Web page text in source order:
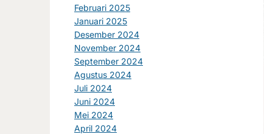
Februari 2025
Januari 2025
Desember 2024
November 2024
September 2024
Agustus 2024
Juli 2024
Juni 2024
Mei 2024
April 2024